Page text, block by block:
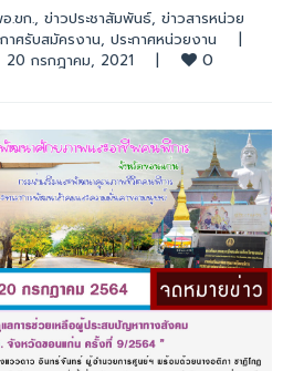
.ขก., ข่าวประชาสัมพันธ์, ข่าวสารหน่วย
าศรับสมัครงาน, ประกาศหน่วยงาน
|
20 กรกฎาคม, 2021 | 0